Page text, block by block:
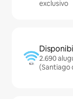
exclusivo
2.690
(Santiago